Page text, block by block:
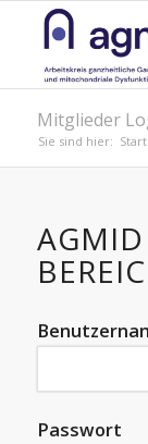
Mitglieder
Sie sind hier:
Passwort